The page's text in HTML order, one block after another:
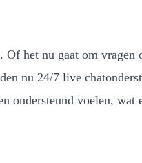
het nu gaat om
nu 24/7 live
ondersteund voelen, wat